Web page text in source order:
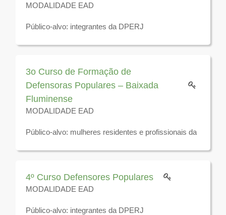
MODALIDADE EAD
Público-alvo: integrantes da DPERJ
Disponível para visualização até 31 de dezembro de
3o Curso de Formação de
Defensoras Populares – Baixada
Fluminense
MODALIDADE EAD
Público-alvo: mulheres residentes e profissionais da
que compõem a Baixada Fluminense
Disponível para visualização até o dia 10 de
dezembro de 2025
4º Curso Defensores Populares
MODALIDADE EAD
Público-alvo: integrantes da DPERJ